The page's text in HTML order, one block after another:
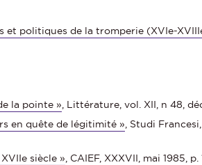
et politiques de la tromperie (XVIe-
la pointe » , Littérature, vol. XII, n 48,
en quête de légitimité » , Studi
siècle » , CAIEF, XXXVII, mai 1985, p.